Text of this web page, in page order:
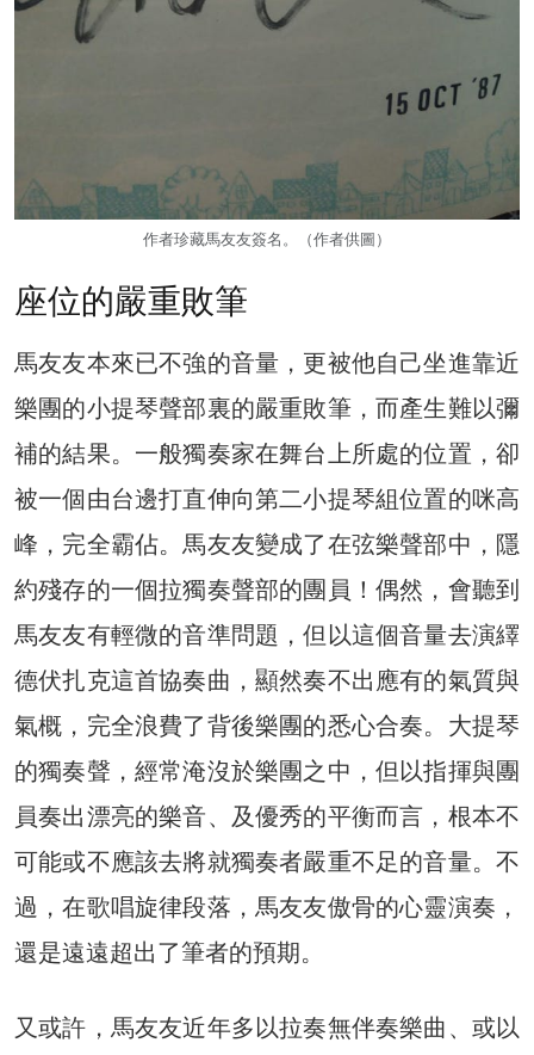
作者珍藏馬友友簽名。（作者供圖）
座位的嚴重敗筆
馬友友本來已不強的音量，更被他自己坐進靠近
樂團的小提琴聲部裏的嚴重敗筆，而產生難以彌
補的結果。一般獨奏家在舞台上所處的位置，卻
被一個由台邊打直伸向第二小提琴組位置的咪高
峰，完全霸佔。馬友友變成了在弦樂聲部中，隱
約殘存的一個拉獨奏聲部的團員！偶然，會聽到
馬友友有輕微的音準問題，但以這個音量去演繹
德伏扎克這首協奏曲，顯然奏不出應有的氣質與
氣概，完全浪費了背後樂團的悉心合奏。大提琴
的獨奏聲，經常淹沒於樂團之中，但以指揮與團
員奏出漂亮的樂音、及優秀的平衡而言，根本不
可能或不應該去將就獨奏者嚴重不足的音量。不
過，在歌唱旋律段落，馬友友傲骨的心靈演奏，
還是遠遠超出了筆者的預期。
又或許，馬友友近年多以拉奏無伴奏樂曲、或以